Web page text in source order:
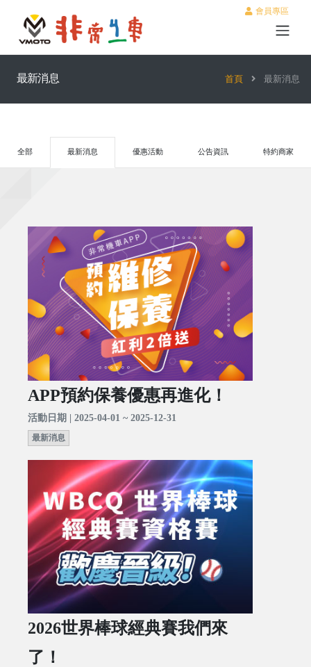
會員專區
最新消息 首頁 最新消息
全部 最新消息 優惠活動 公告資訊 特約商家
APP預約保養優惠再進化！
活動日期 | 2025-04-01 ~ 2025-12-31
最新消息
2026世界棒球經典賽我們來
了！